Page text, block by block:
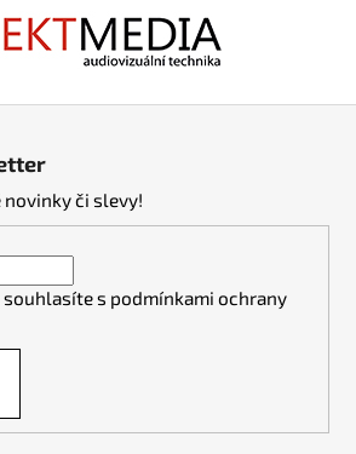
novinky či slevy!
s podmínkami ochrany